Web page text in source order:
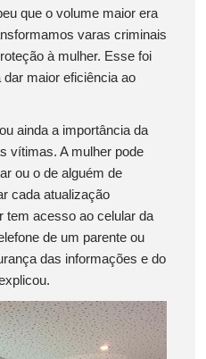
que o volume maior era
varas criminais
à mulher. Esse foi
maior eficiência ao
ainda a importância da
vítimas. A mulher pode
ou o de alguém de
cada atualização
tem acesso ao celular da
de um parente ou
das informações e do